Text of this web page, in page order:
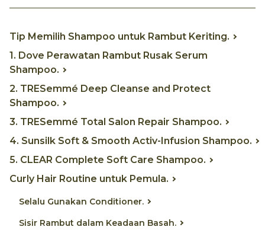
Tip Memilih Shampoo untuk Rambut Keriting.
1. Dove Perawatan Rambut Rusak Serum
Shampoo.
2. TRESemmé Deep Cleanse and Protect
Shampoo.
3. TRESemmé Total Salon Repair Shampoo.
4. Sunsilk Soft & Smooth Activ-Infusion Shampoo.
5. CLEAR Complete Soft Care Shampoo.
Curly Hair Routine untuk Pemula.
Selalu Gunakan Conditioner.
Sisir Rambut dalam Keadaan Basah.